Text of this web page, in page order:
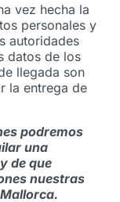
vez hecha la
personales y
autoridades
datos de los
llegada son
la entrega de
podremos
una
de que
nuestras